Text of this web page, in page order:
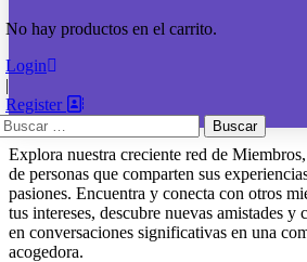
No hay productos en el carrito.
Login
|
Register
Explora nuestra creciente red de
de personas que comparten sus
pasiones. Encuentra y conecta con otros
tus intereses, descubre nuevas amistades y
en conversaciones significativas en una
acogedora.